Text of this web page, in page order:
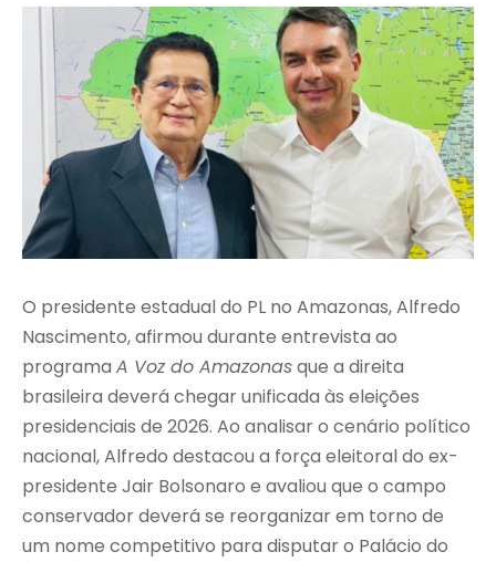
O presidente estadual do PL no Amazonas,Alfredo
Nascimento, afirmou durante entrevista ao
programa A Voz do Amazonasque a direita
brasileira deverá chegar unificada às eleições
presidenciais de 2026. Ao analisar o cenário político
nacional, Alfredo destacou a força eleitoral do ex-
presidente Jair Bolsonaro e avaliou que o campo
conservador deverá se reorganizar em torno de
um nome competitivo para disputar o Palácio do